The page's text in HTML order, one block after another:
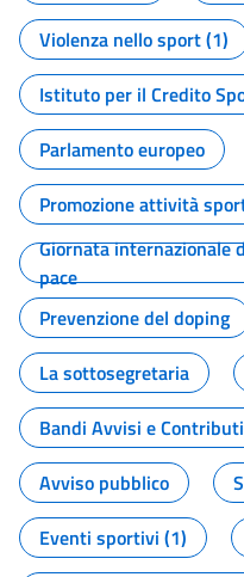
Violenza nello sport (1)
Istituto per il Credito
Parlamento europeo
Promozione attività
Giornata internazionale
pace
Prevenzione del doping
La sottosegretaria
Bandi Avvisi e Contributi
Avviso pubblico
Eventi sportivi (1)